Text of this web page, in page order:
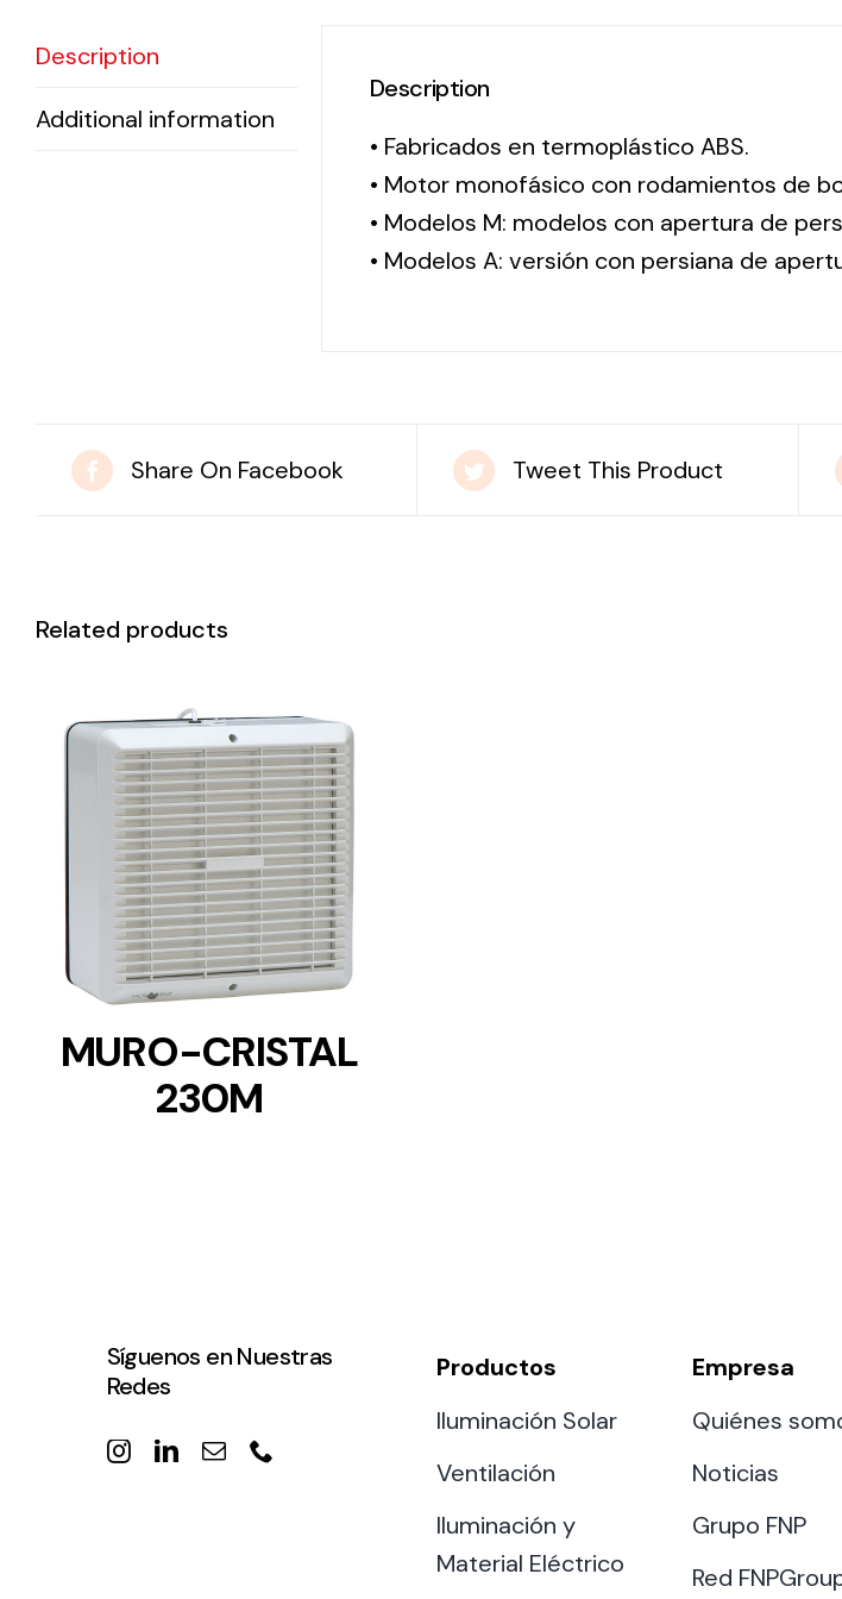
Description
Additional information
Description
• Fabricados en termoplástico ABS.
• Motor monofásico con rodamientos de
• Modelos M: modelos con apertura de
• Modelos A: versión con persiana de
Share On Facebook Tweet This Product
Related products
DETAILS
MURO-CRISTAL
230M
Síguenos en Nuestras
Redes
Productos
Iluminación Solar
Ventilación
Iluminación y
Material Eléctrico
Empresa
Quiénes
Noticias
Grupo FNP
Red